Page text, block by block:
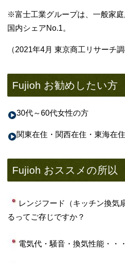
※富士工業グループは、一般家
国内シェアNo.1。
（2021年4月 東京商工リサーチ
Fujioh お勧めしたい方
30代～60代女性の方
関東在住・関西在住・東海在
Fujioh おススメの所以
レンジフード（キッチン換気
るってご存じですか？
電気代・騒音・換気性能・・